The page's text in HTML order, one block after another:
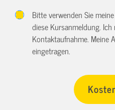
Bitte verwenden Sie
diese Kursanmeldung.
Kontaktaufnahme. Meine
eingetragen.